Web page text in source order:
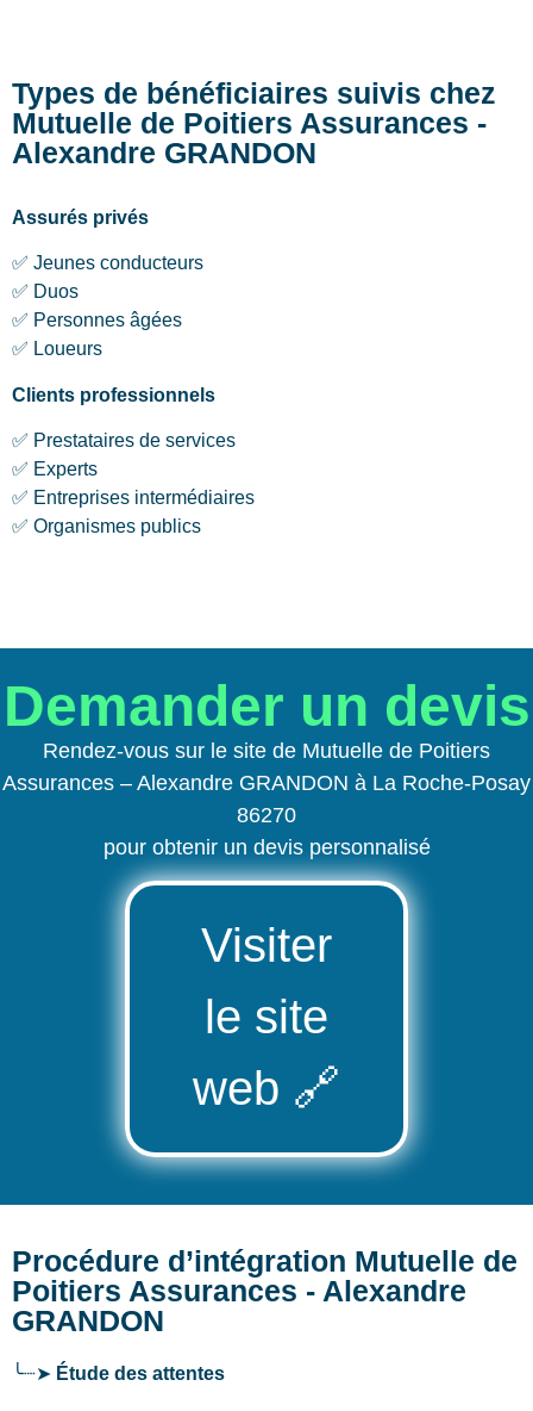
Types de bénéficiaires suivis chez
Mutuelle de Poitiers Assurances -
Alexandre GRANDON
Assurés privés
✅ Jeunes conducteurs
✅ Duos
✅ Personnes âgées
✅ Loueurs
Clients professionnels
✅ Prestataires de services
✅ Experts
✅ Entreprises intermédiaires
✅ Organismes publics
Demander un devis
Rendez-vous sur le site de Mutuelle de Poitiers
Assurances – Alexandre GRANDON à La Roche-Posay
86270
pour obtenir un devis personnalisé
Visiter
le site
web 🔗
Procédure d’intégration Mutuelle de
Poitiers Assurances - Alexandre
GRANDON
╰┈➤ Étude des attentes